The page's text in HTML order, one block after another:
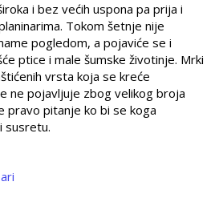
i bez većih uspona pa prija i
Tokom šetnje nije
pogledom, a pojaviće se i
ptice i male šumske životinje. Mrki
vrsta koja se kreće
ne pojavljuje zbog velikog broja
pravo pitanje ko bi se koga
susretu.